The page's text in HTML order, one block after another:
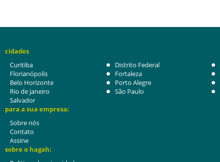
cidades
Curitiba
Distrito Federal
Florianópolis
Fortaleza
Belo Horizonte
Porto Alegre
Rio de janeiro
São Paulo
Salvador
para a sua empresa:
Sobre nós
Contato
Assine
sobre o hagah: